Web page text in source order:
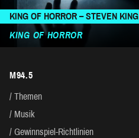
KING OF HORROR – STEVEN KING
KING OF HORROR
M94.5
Themen
Musik
Gewinnspiel-Richtlinien